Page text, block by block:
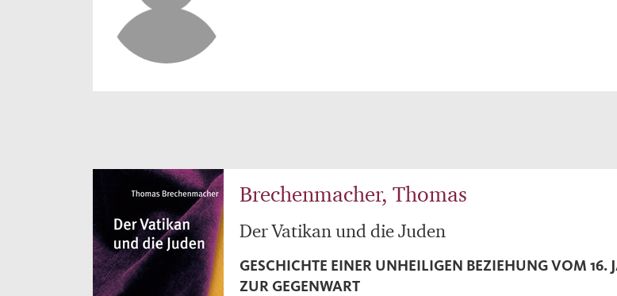
Brechenmacher, Thomas
Der Vatikan und die Juden
GESCHICHTE EINER UNHEILIGEN BEZIEHUNG VOM 16.
ZUR GEGENWART